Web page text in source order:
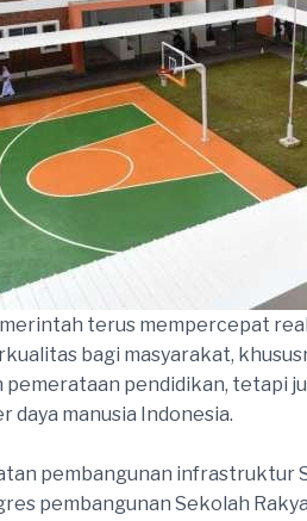
terus mempercepat
bagi masyarakat,
pendidikan, tetapi
daya manusia Indonesia.
pembangunan infrastruktur
pembangunan Sekolah